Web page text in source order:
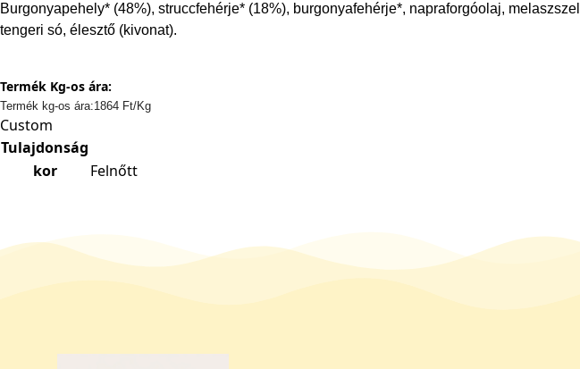
Burgonyapehely* (48%), struccfehérje* (18%), burgonyafehérje*, napraforgóolaj,
tengeri só, élesztő (kivonat).
Termék Kg-os ára:
Termék kg-os ára:1864 Ft/Kg
Custom
Tulajdonság
kor
Felnőtt